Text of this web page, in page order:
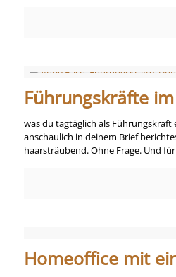
Führungskräfte
was du tagtäglich als
anschaulich in deinem Brief
haarsträubend. Ohne Frage. Und
Homeoffice mit